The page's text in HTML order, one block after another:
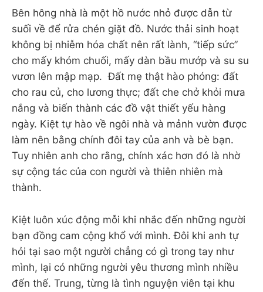
Bên hông nhà là một hồ nước nhỏ được dẫn từ
suối về để rửa chén giặt đồ. Nước thải sinh hoạt
không bị nhiễm hóa chất nên rất lành, “tiếp sức”
cho mấy khóm chuối, mấy dàn bầu mướp và su su
vươn lên mập mạp. Đất mẹ thật hào phóng: đất
cho rau củ, cho lương thực; đất che chở khỏi mưa
nắng và biến thành các đồ vật thiết yếu hàng
ngày. Kiệt tự hào về ngôi nhà và mảnh vườn được
làm nên bằng chính đôi tay của anh và bè bạn.
Tuy nhiên anh cho rằng, chính xác hơn đó là nhờ
sự cộng tác của con người và thiên nhiên mà
thành.
Kiệt luôn xúc động mỗi khi nhắc đến những người
bạn đồng cam cộng khổ với mình. Đôi khi anh tự
hỏi tại sao một người chẳng có gì trong tay như
mình, lại có những người yêu thương mình nhiều
đến thế. Trung, từng là tình nguyện viên tại khu